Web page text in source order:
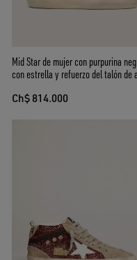
Mid Star de mujer con purpurina
con estrella y refuerzo del talón de
Ch$ 814.000